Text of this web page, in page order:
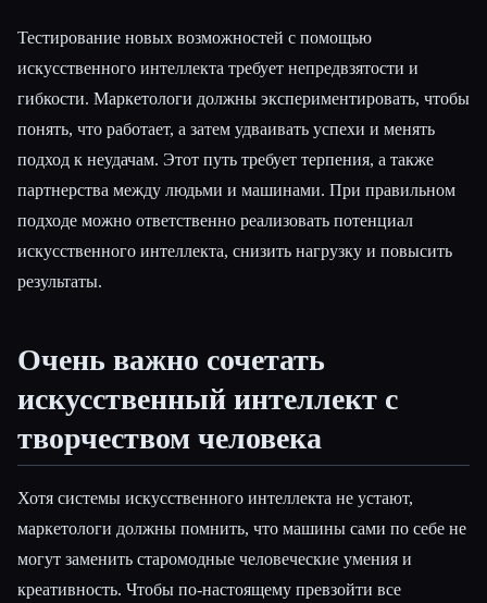
Тестирование новых возможностей с помощью
искусственного интеллекта требует непредвзятости и
гибкости. Маркетологи должны экспериментировать, чтобы
понять, что работает, а затем удваивать успехи и менять
подход к неудачам. Этот путь требует терпения, а также
партнерства между людьми и машинами. При правильном
подходе можно ответственно реализовать потенциал
искусственного интеллекта, снизить нагрузку и повысить
результаты.
Очень важно сочетать
искусственный интеллект с
творчеством человека
Хотя системы искусственного интеллекта не устают,
маркетологи должны помнить, что машины сами по себе не
могут заменить старомодные человеческие умения и
креативность. Чтобы по-настоящему превзойти все